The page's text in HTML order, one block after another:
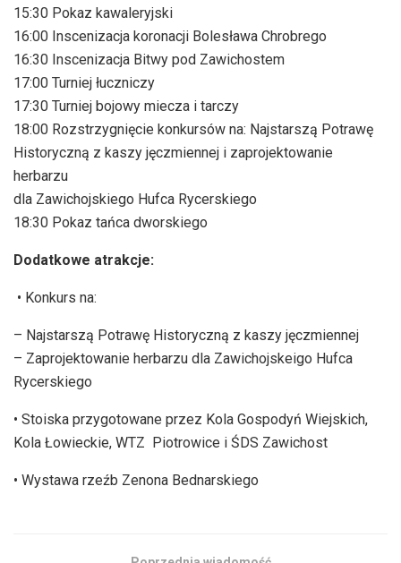
15:30 Pokaz kawaleryjski
16:00 Inscenizacja koronacji Bolesława Chrobrego
16:30 Inscenizacja Bitwy pod Zawichostem
17:00 Turniej łuczniczy
17:30 Turniej bojowy miecza i tarczy
18:00 Rozstrzygnięcie konkursów na: Najstarszą Potrawę
Historyczną z kaszy jęczmiennej i zaprojektowanie
herbarzu
dla Zawichojskiego Hufca Rycerskiego
18:30 Pokaz tańca dworskiego
Dodatkowe atrakcje:
• Konkurs na:
– Najstarszą Potrawę Historyczną z kaszy jęczmiennej
– Zaprojektowanie herbarzu dla Zawichojskeigo Hufca
Rycerskiego
• Stoiska przygotowane przez Kola Gospodyń Wiejskich,
Kola Łowieckie, WTZ Piotrowice i ŚDS Zawichost
• Wystawa rzeźb Zenona Bednarskiego